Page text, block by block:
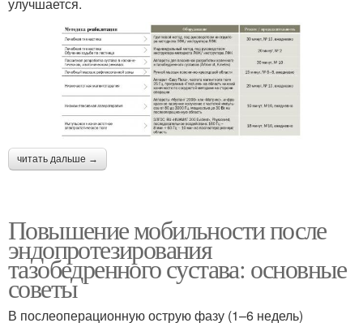
улучшается.
читать дальше →
Повышение мобильности после
эндопротезирования
тазобедренного сустава: основные
советы
В послеоперационную острую фазу (1–6 недель)